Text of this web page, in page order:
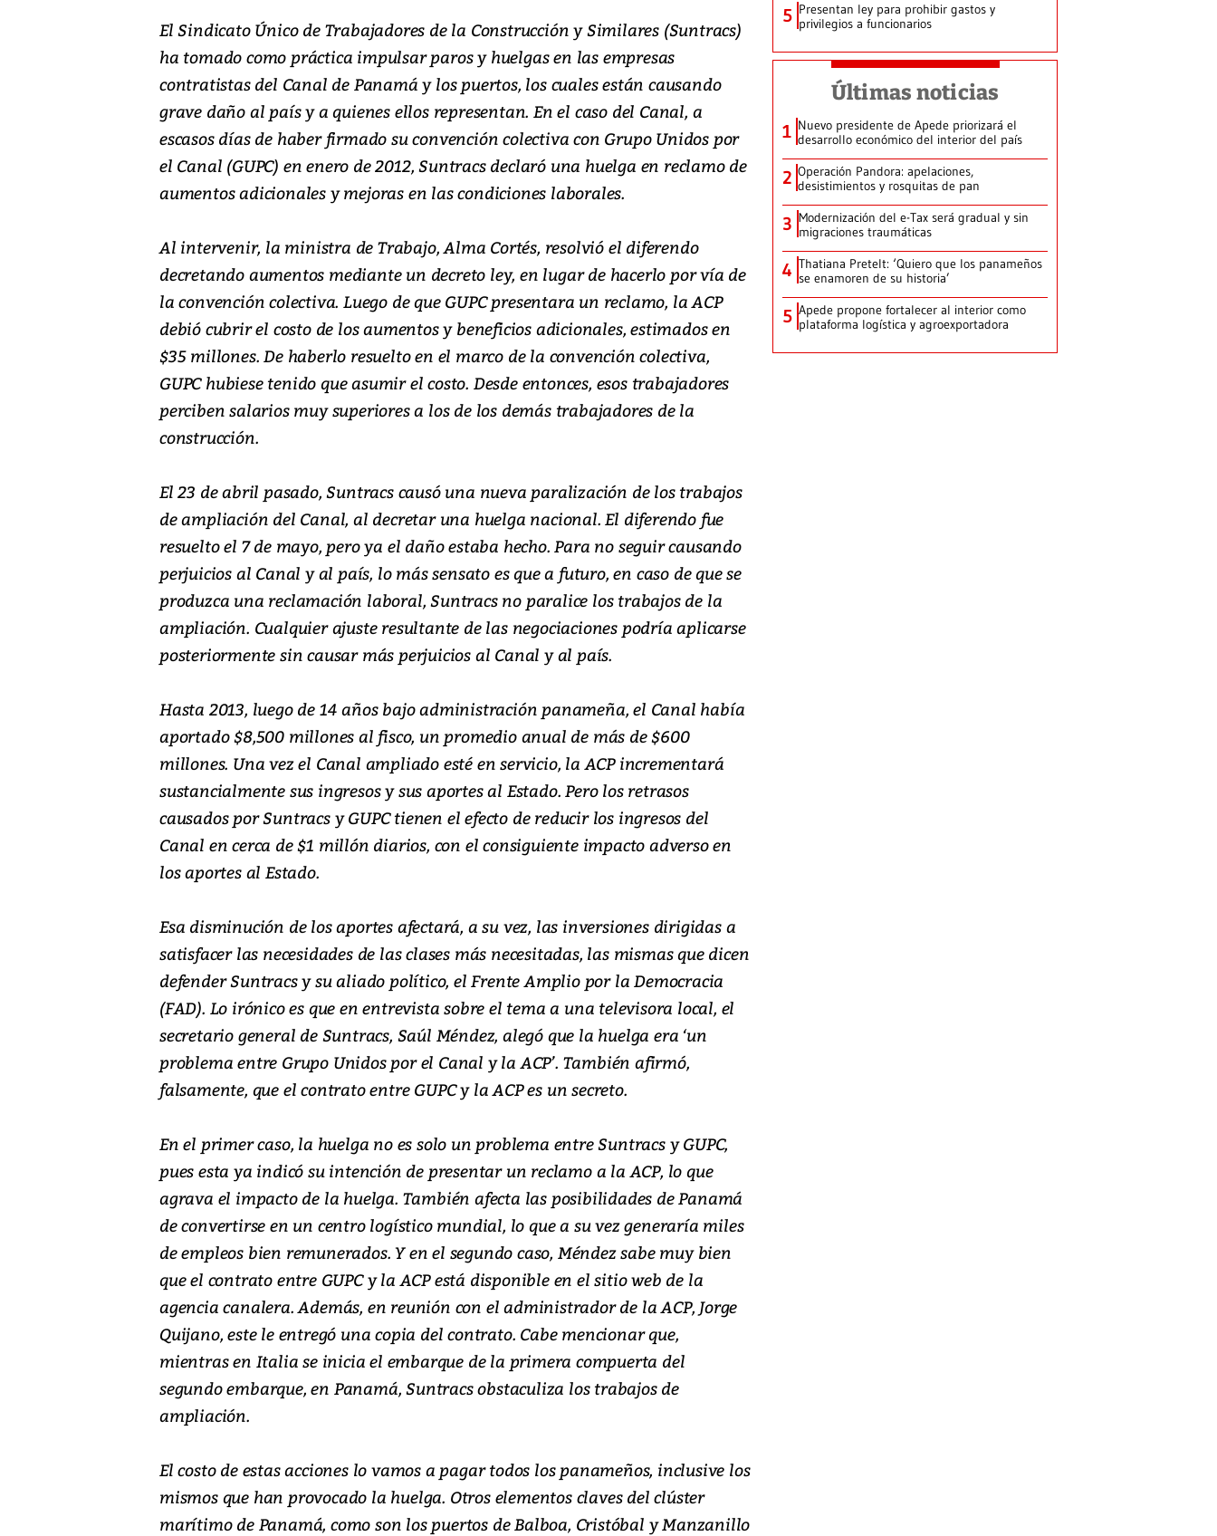
El Sindicato Único de Trabajadores de la Construcción y Similares (Suntracs)
ha tomado como práctica impulsar paros y huelgas en las empresas
contratistas del Canal de Panamá y los puertos, los cuales están causando
grave daño al país y a quienes ellos representan. En el caso del Canal, a
escasos días de haber firmado su convención colectiva con Grupo Unidos por
el Canal (GUPC) en enero de 2012, Suntracs declaró una huelga en reclamo de
aumentos adicionales y mejoras en las condiciones laborales.
Al intervenir, la ministra de Trabajo, Alma Cortés, resolvió el diferendo
decretando aumentos mediante un decreto ley, en lugar de hacerlo por vía de
la convención colectiva. Luego de que GUPC presentara un reclamo, la ACP
debió cubrir el costo de los aumentos y beneficios adicionales, estimados en
$35 millones. De haberlo resuelto en el marco de la convención colectiva,
GUPC hubiese tenido que asumir el costo. Desde entonces, esos trabajadores
perciben salarios muy superiores a los de los demás trabajadores de la
construcción.
El 23 de abril pasado, Suntracs causó una nueva paralización de los trabajos
de ampliación del Canal, al decretar una huelga nacional. El diferendo fue
resuelto el 7 de mayo, pero ya el daño estaba hecho. Para no seguir causando
perjuicios al Canal y al país, lo más sensato es que a futuro, en caso de que se
produzca una reclamación laboral, Suntracs no paralice los trabajos de la
ampliación. Cualquier ajuste resultante de las negociaciones podría aplicarse
posteriormente sin causar más perjuicios al Canal y al país.
Hasta 2013, luego de 14 años bajo administración panameña, el Canal había
aportado $8,500 millones al fisco, un promedio anual de más de $600
millones. Una vez el Canal ampliado esté en servicio, la ACP incrementará
sustancialmente sus ingresos y sus aportes al Estado. Pero los retrasos
causados por Suntracs y GUPC tienen el efecto de reducir los ingresos del
Canal en cerca de $1 millón diarios, con el consiguiente impacto adverso en
los aportes al Estado.
Esa disminución de los aportes afectará, a su vez, las inversiones dirigidas a
satisfacer las necesidades de las clases más necesitadas, las mismas que dicen
defender Suntracs y su aliado político, el Frente Amplio por la Democracia
(FAD). Lo irónico es que en entrevista sobre el tema a una televisora local, el
secretario general de Suntracs, Saúl Méndez, alegó que la huelga era ‘un
problema entre Grupo Unidos por el Canal y la ACP’. También afirmó,
falsamente, que el contrato entre GUPC y la ACP es un secreto.
En el primer caso, la huelga no es solo un problema entre Suntracs y GUPC,
pues esta ya indicó su intención de presentar un reclamo a la ACP, lo que
agrava el impacto de la huelga. También afecta las posibilidades de Panamá
de convertirse en un centro logístico mundial, lo que a su vez generaría miles
de empleos bien remunerados. Y en el segundo caso, Méndez sabe muy bien
que el contrato entre GUPC y la ACP está disponible en el sitio web de la
agencia canalera. Además, en reunión con el administrador de la ACP, Jorge
Quijano, este le entregó una copia del contrato. Cabe mencionar que,
mientras en Italia se inicia el embarque de la primera compuerta del
segundo embarque, en Panamá, Suntracs obstaculiza los trabajos de
ampliación.
El costo de estas acciones lo vamos a pagar todos los panameños, inclusive los
mismos que han provocado la huelga. Otros elementos claves del clúster
marítimo de Panamá, como son los puertos de Balboa, Cristóbal y Manzanillo
5 Presentan ley para prohibir gastos y
privilegios a funcionarios
Últimas noticias
1 Nuevo presidente de Apede priorizará el
desarrollo económico del interior del país
2 Operación Pandora: apelaciones,
desistimientos y rosquitas de pan
3 Modernización del e-Tax será gradual y sin
migraciones traumáticas
4 Thatiana Pretelt: ‘Quiero que los panameños
se enamoren de su historia’
5 Apede propone fortalecer al interior como
plataforma logística y agroexportadora